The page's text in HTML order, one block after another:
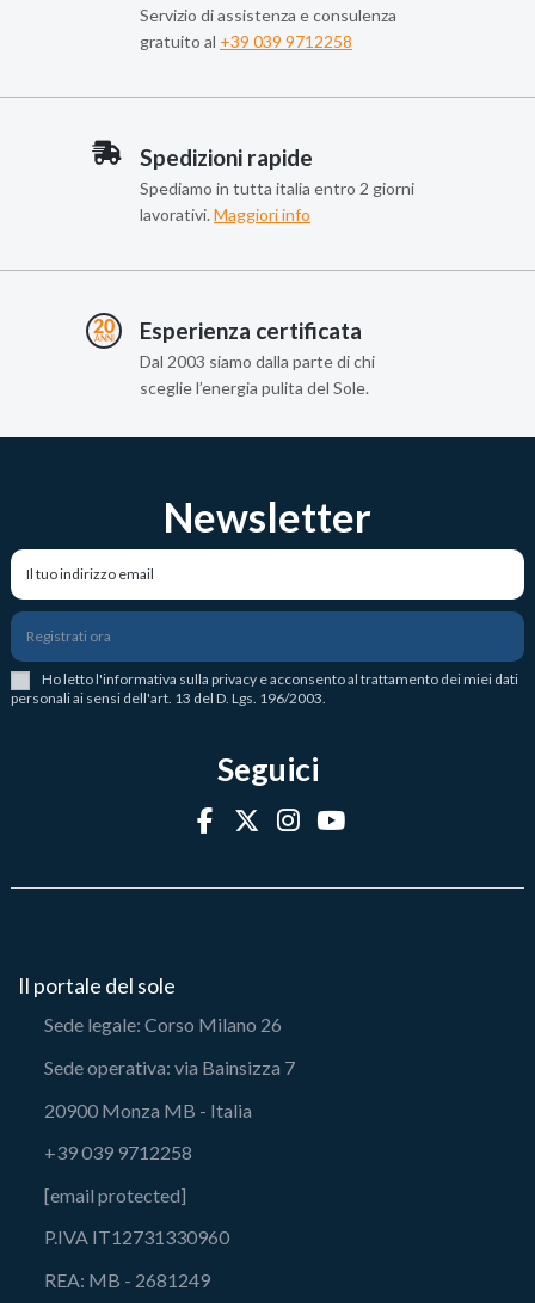
Servizio di assistenza e consulenza
gratuito al +39 039 9712258
Spedizioni rapide
Spediamo in tutta italia entro 2 giorni
lavorativi. Maggiori info
Esperienza certificata
Dal 2003 siamo dalla parte di chi
sceglie l’energia pulita del Sole.
Newsletter
Registrati ora
Ho letto l'informativa sulla privacy e acconsento al trattamento dei miei dati
personali ai sensi dell'art. 13 del D. Lgs. 196/2003.
Seguici
Il portale del sole
Sede legale: Corso Milano 26
Sede operativa: via Bainsizza 7
20900 Monza MB - Italia
+39 039 9712258
[email protected]
P.IVA IT12731330960
REA: MB - 2681249